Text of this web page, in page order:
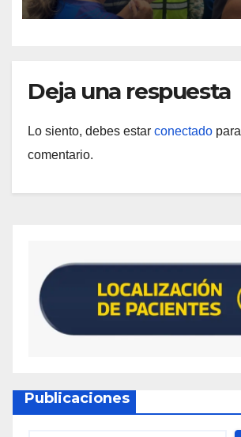
Deja una respuesta
Lo siento, debes estar conectado
comentario.
Publicaciones